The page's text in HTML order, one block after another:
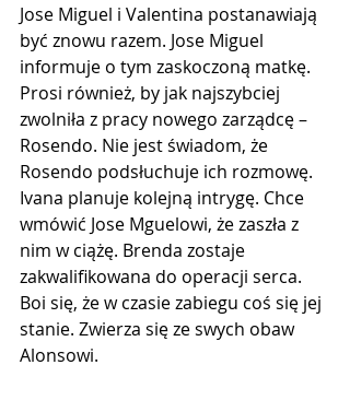
Jose Miguel i Valentina postanawiają
być znowu razem. Jose Miguel
informuje o tym zaskoczoną matkę.
Prosi również, by jak najszybciej
zwolniła z pracy nowego zarządcę –
Rosendo. Nie jest świadom, że
Rosendo podsłuchuje ich rozmowę.
Ivana planuje kolejną intrygę. Chce
wmówić Jose Mguelowi, że zaszła z
nim w ciążę. Brenda zostaje
zakwalifikowana do operacji serca.
Boi się, że w czasie zabiegu coś się jej
stanie. Zwierza się ze swych obaw
Alonsowi.